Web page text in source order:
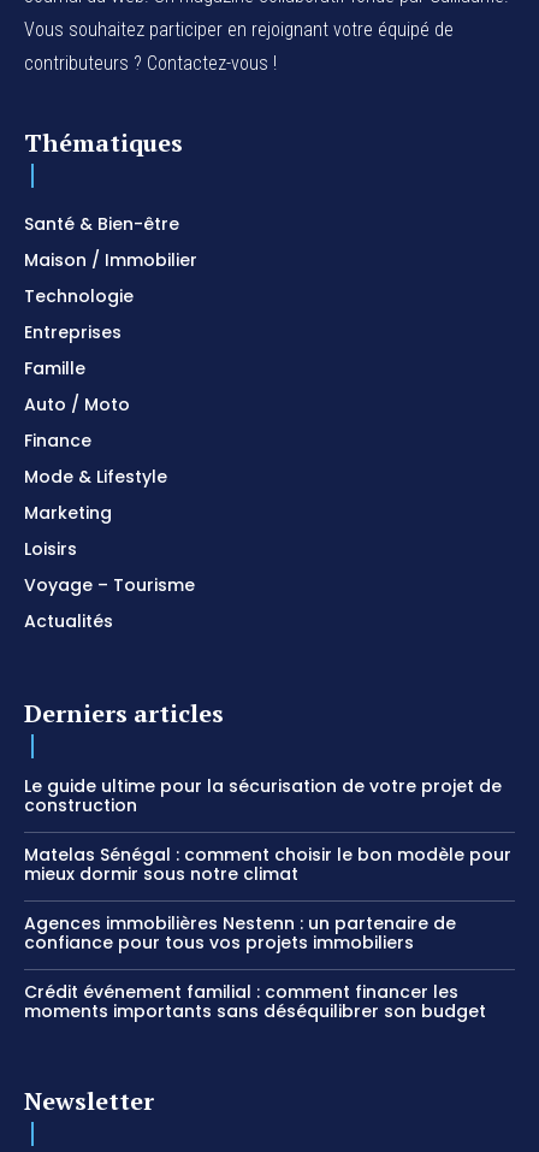
Vous souhaitez participer en rejoignant votre équipé de
contributeurs ? Contactez-vous !
Thématiques
Santé & Bien-être
Maison / Immobilier
Technologie
Entreprises
Famille
Auto / Moto
Finance
Mode & Lifestyle
Marketing
Loisirs
Voyage – Tourisme
Actualités
Derniers articles
Le guide ultime pour la sécurisation de votre projet de
construction
Matelas Sénégal : comment choisir le bon modèle pour
mieux dormir sous notre climat
Agences immobilières Nestenn : un partenaire de
confiance pour tous vos projets immobiliers
Crédit événement familial : comment financer les
moments importants sans déséquilibrer son budget
Newsletter